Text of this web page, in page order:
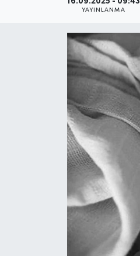
16.09.2025 - 09:43
YAYINLANMA